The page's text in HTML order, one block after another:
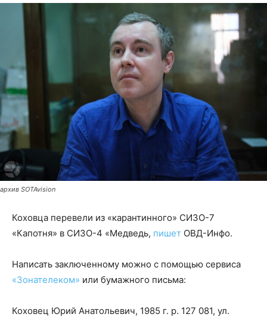
архив SOTAvision
Коховца перевели из «карантинного» СИЗО-7
«Капотня» в СИЗО-4 «Медведь, пишет ОВД-Инфо.
Написать заключенному можно с помощью сервиса
«Зонателеком» или бумажного письма:
Коховец Юрий Анатольевич, 1985 г. р. 127 081, ул.